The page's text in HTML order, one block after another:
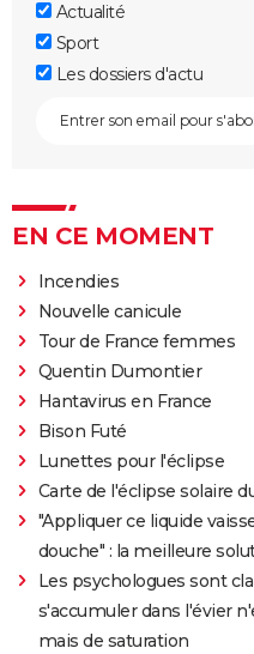
Actualité
Sport
Les dossiers d'actu
EN CE MOMENT
Incendies
Nouvelle canicule
Tour de France femmes
Quentin Dumontier
Hantavirus en France
Bison Futé
Lunettes pour l'éclipse
Carte de l'éclipse solaire
"Appliquer ce liquide
douche" : la meilleure
Les psychologues sont
s'accumuler dans l'évier
mais de saturation